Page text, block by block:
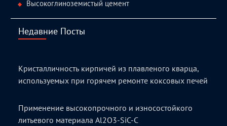
Высокоглиноземистый цемент
Недавние Посты
Кристалличность кирпичей из плавленого кварца,
используемых при горячем ремонте коксовых печей
Применение высокопрочного и износостойкого
литьевого материала Al2O3-SiC-C